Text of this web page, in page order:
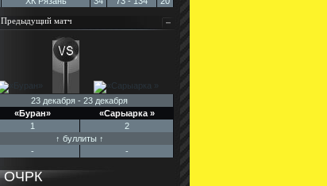
Предыдущий матч
23 декабря - 23 декабря
«Буран»
«Сарыарка »
1
2
↑ буллиты ↑
-
-
ОЧРК